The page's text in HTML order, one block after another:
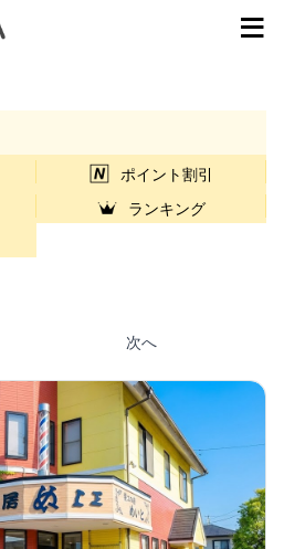
ポイント割引
ランキング
次へ